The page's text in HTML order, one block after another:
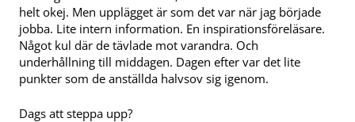
helt okej. Men upplägget är som det var när jag började
jobba. Lite intern information. En inspirationsföreläsare.
Något kul där de tävlade mot varandra. Och
underhållning till middagen. Dagen efter var det lite
punkter som de anställda halvsov sig igenom.
Dags att steppa upp?